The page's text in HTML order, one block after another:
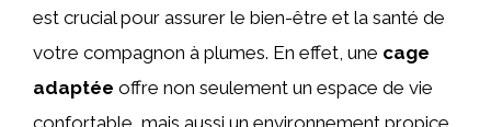
est crucial pour assurer le bien-être et la santé de
votre compagnon à plumes. En effet, une cage
adaptée offre non seulement un espace de vie
confortable, mais aussi un environnement propice